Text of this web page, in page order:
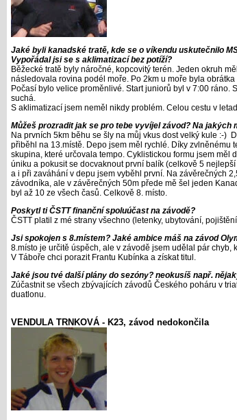
Jaké byli kanadské tratě, kde se o víkendu uskutečnilo
Vypořádal jsi se s aklimatizací bez potíží?
Běžecké tratě byly náročné, kopcovitý terén. Jeden okruh
následovala rovina podél moře. Po 2km u moře byla
Počasí bylo velice proměnlivé. Start juniorů byl v 7:00
suchá.
S aklimatizací jsem neměl nikdy problém. Celou cestu v
Můžeš prozradit jak se pro tebe vyvíjel závod? Na jakých
Na prvních 5km běhu se šly na můj vkus dost velký kule :-)
přiběhl na 13.místě. Depo jsem měl rychlé. Díky zvlněnému
skupina, které určovala tempo. Cyklistickou formu jsem
úniku a pokusit se docvaknout první balík (celkově 5
a i při zaváhání v depu jsem vyběhl první. Na závěrečných
závodníka, ale v závěrečných 50m přede mě šel jeden
byl až 10 ze všech časů. Celkově 8. místo.
Poskytl ti ČSTT finanční spoluúčast na závodě?
ČSTT platil z mé strany všechno (letenky, ubytování,
Jsi spokojen s 8.místem? Jaké ambice máš na závod
8.místo je určitě úspěch, ale v závodě jsem udělal pár chyb,
V Táboře chci porazit Frantu Kubínka a získat titul.
Jaké jsou tvé další plány do sezóny? neokusíš např.
Zúčastnit se všech zbývajících závodů Českého poháru v
duatlonu.
VENDULA TRNKOVÁ - K23, závod nedokončila